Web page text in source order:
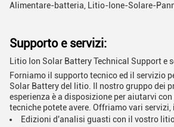
Alimentare-batteria, Litio-Ione-Solare-
Supporto e servizi:
Litio Ion Solar Battery Technical Support e
Forniamo il supporto tecnico ed il servizio
Solar Battery del litio. Il nostro gruppo dei
esperienza è a disposizione per aiutarvi
tecniche potete avere. Offriamo vari
Edizioni d'analisi guasti con il vostro